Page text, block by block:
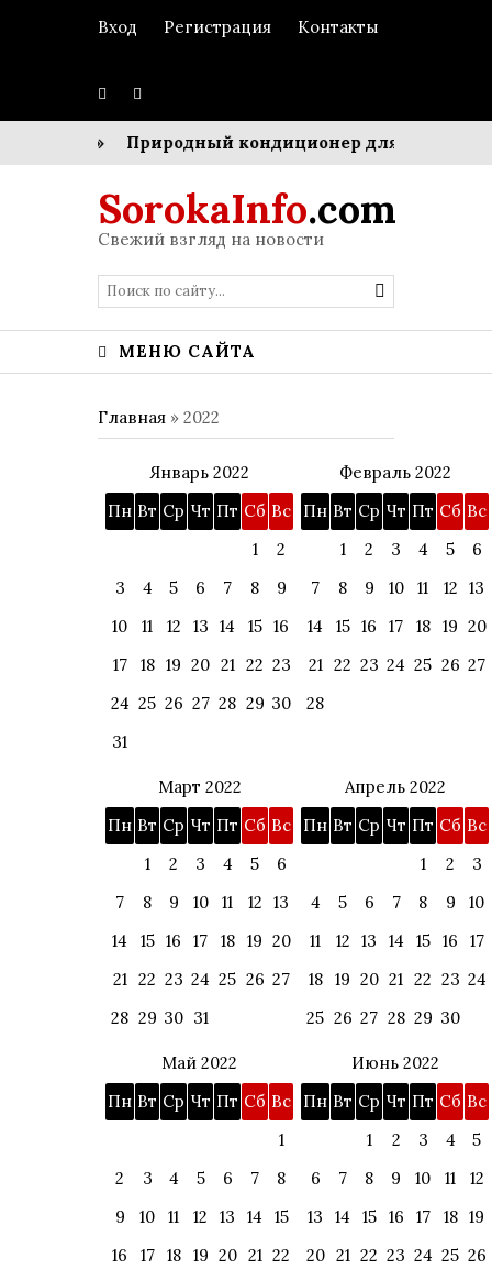
Вход Регистрация Контакты
Природный кондиционер для
SorokaInfo.com
Свежий взгляд на новости
МЕНЮ САЙТА
Главная » 2022
Январь 2022
Пн Вт Ср Чт Пт Сб Вс
1
2
3
4 5 6 7 8
9
10
11 12 13 14 15 16
17
18 19 20 21 22 23
24 25 26 27 28 29 30
31
Февраль 2022
Пн Вт Ср Чт Пт Сб Вс
1
2 3 4 5
6
7
8 9 10 11 12 13
14
15 16 17 18 19 20
21 22 23 24 25 26 27
28
Март 2022
Пн Вт Ср Чт Пт Сб Вс
1
2 3 4 5
6
7
8 9 10 11 12 13
14
15 16 17 18 19 20
21 22 23 24 25 26 27
28 29 30 31
Апрель 2022
Пн Вт Ср Чт Пт Сб Вс
1
2
3
4
5 6 7 8 9
10
11
12 13 14 15 16
17
18
19 20 21 22 23 24
25 26 27 28 29 30
Май 2022
Пн Вт Ср Чт Пт Сб Вс
1
2
3 4 5 6 7
8
9
10 11 12 13 14
15
16
17 18 19 20 21 22
Июнь 2022
Пн Вт Ср Чт Пт Сб Вс
1
2 3 4
5
6
7 8 9 10 11
12
13
14 15 16 17 18 19
20 21 22 23 24 25 26